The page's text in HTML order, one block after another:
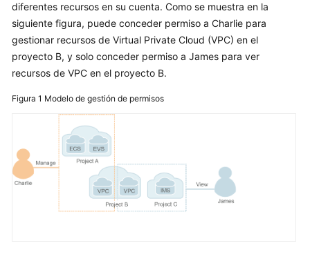
Conceptos
Funciones
Servicios
nube
compatibles
Permisos
diferentes recursos en su cuenta. Como se muestra en la
siguiente figura, puede conceder permiso a Charlie para
gestionar recursos de Virtual Private Cloud (VPC) en el
proyecto B, y solo conceder permiso a James para ver
recursos de VPC en el proyecto B.
Figura 1 Modelo de gestión de permisos